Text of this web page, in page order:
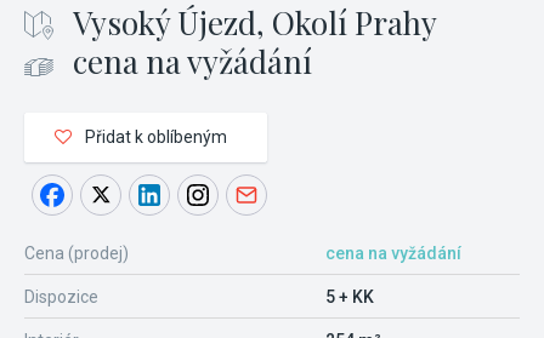
Vysoký Újezd, Okolí Prahy
cena na vyžádání
Přidat k oblíbeným
Cena (prodej) cena na vyžádání
Dispozice 5 + KK